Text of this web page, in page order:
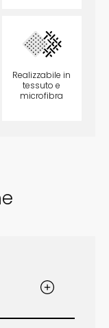
Realizzabile in
tessuto e
microfibra